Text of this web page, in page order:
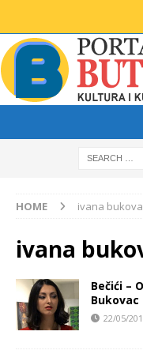
HOME ivana
ivana
Bečići –
Bukovac
22/05/